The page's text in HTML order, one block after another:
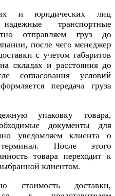
и юридических лиц
транспортные
отправляем груз до
после чего менеджер
с учетом габаритов
складах и расстояния до
согласования условий
передача груза
упаковку товара,
документы для
уведомляем клиента о
После этого
товара переходит к
клиентом.
стоимость доставки,